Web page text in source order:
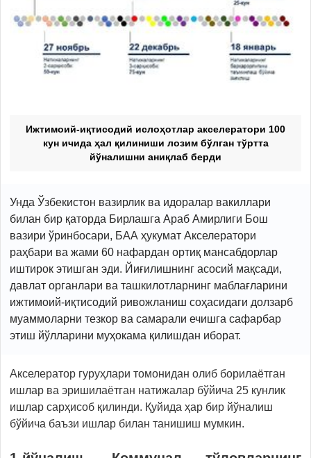
Ижтимоий-иқтисодий ислоҳотлар акселератори 100
кун ичида ҳал қилиниши лозим бўлган тўртта
йўналишни аниқлаб берди
Унда Ўзбекистон вазирлик ва идоралар вакиллари
билан бир қаторда Бирлашга Араб Амирлиги Бош
вазири ўринбосари, БАА ҳукумат Акселератори
раҳбари ва жами 60 нафардан ортиқ мансабдорлар
иштирок этишган эди. Йиғилишнинг асосий мақсади,
давлат органлари ва ташкилотларнинг маблағларини
ижтимоий-иқтисодий ривожланиш соҳасидаги долзарб
муаммоларни тезкор ва самарали ечишга сафарбар
этиш йўлларини муҳокама қилишдан иборат.
Акселератор гуруҳлари томонидан олиб борилаётган
ишлар ва эришилаётган натижалар бўйича 25 кунлик
ишлар сарҳисоб қилинди. Қуйида ҳар бир йўналиш
бўйича баъзи ишлар билан танишиш мумкин.